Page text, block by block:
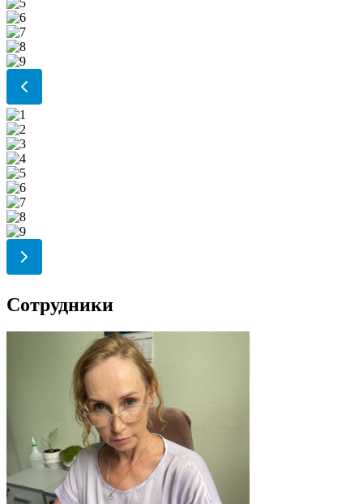
Сотрудники